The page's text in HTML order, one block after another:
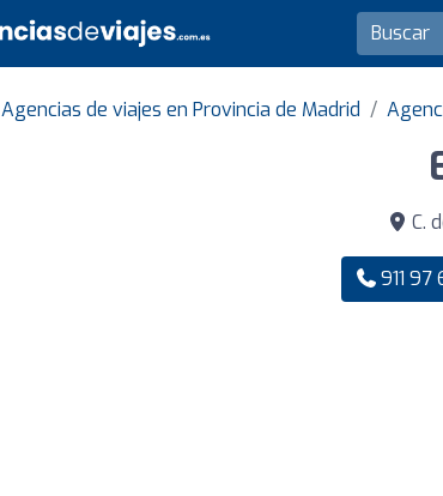
Agencias de viajes en Provincia de Madrid
C.
911 97